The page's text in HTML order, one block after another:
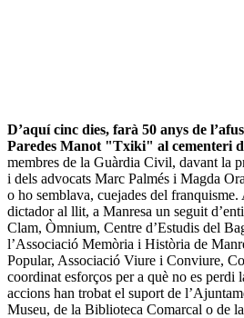
D’aquí cinc dies, farà 50 anys de
Paredes Manot "Txiki" al cementeri
membres de la Guàrdia Civil, davant la
i dels advocats Marc Palmés i Magda
o ho semblava, cuejades del
dictador al llit, a Manresa un seguit
Clam, Òmnium, Centre d’Estudis del
l’Associació Memòria i Història de
Popular, Associació Viure i Conviure,
coordinat esforços per a què no es perdi
accions han trobat el suport de
Museu, de la Biblioteca Comarcal o de